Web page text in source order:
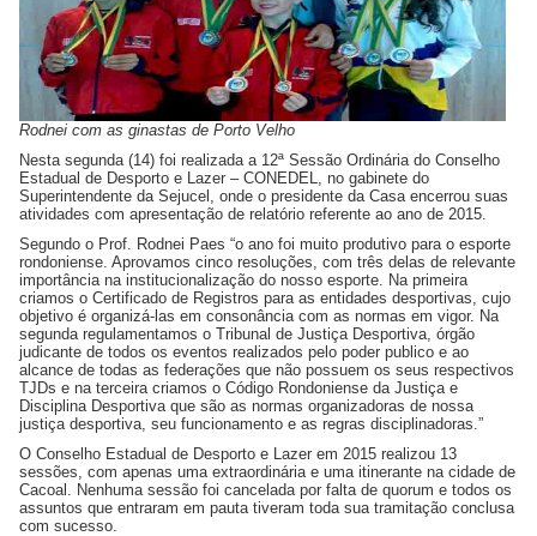
Rodnei com as ginastas de Porto Velho
Nesta segunda (14) foi realizada a 12ª Sessão Ordinária do Conselho
Estadual de Desporto e Lazer – CONEDEL, no gabinete do
Superintendente da Sejucel, onde o presidente da Casa encerrou suas
atividades com apresentação de relatório referente ao ano de 2015.
Segundo o Prof. Rodnei Paes “o ano foi muito produtivo para o esporte
rondoniense. Aprovamos cinco resoluções, com três delas de relevante
importância na institucionalização do nosso esporte. Na primeira
criamos o Certificado de Registros para as entidades desportivas, cujo
objetivo é organizá-las em consonância com as normas em vigor. Na
segunda regulamentamos o Tribunal de Justiça Desportiva, órgão
judicante de todos os eventos realizados pelo poder publico e ao
alcance de todas as federações que não possuem os seus respectivos
TJDs e na terceira criamos o Código Rondoniense da Justiça e
Disciplina Desportiva que são as normas organizadoras de nossa
justiça desportiva, seu funcionamento e as regras disciplinadoras.”
O Conselho Estadual de Desporto e Lazer em 2015 realizou 13
sessões, com apenas uma extraordinária e uma itinerante na cidade de
Cacoal. Nenhuma sessão foi cancelada por falta de quorum e todos os
assuntos que entraram em pauta tiveram toda sua tramitação conclusa
com sucesso.